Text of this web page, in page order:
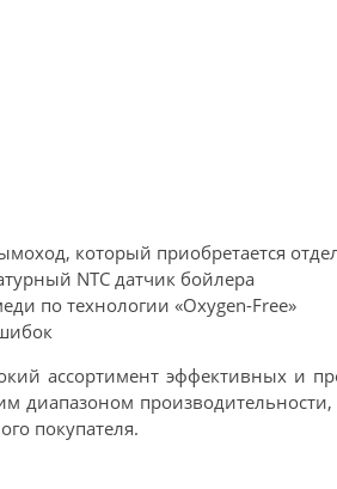
который приобретается
NTC датчик бойлера
по технологии «Oxygen-Free»
ассортимент эффективных и
диапазоном
покупателя.